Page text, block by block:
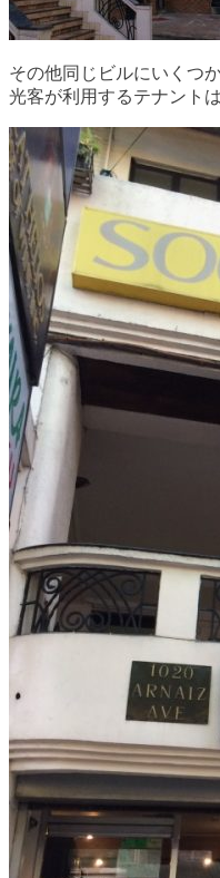
その他同じビルにいくつ
光客が利用するテナント